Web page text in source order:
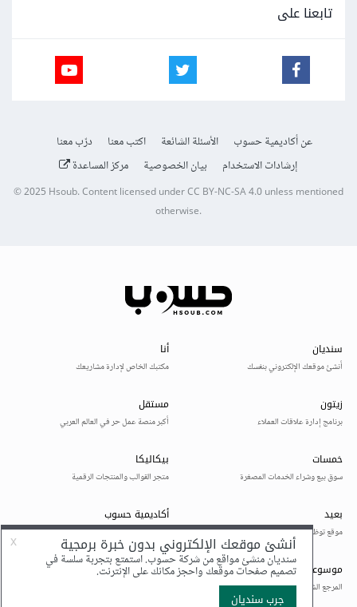
تابعنا على
عن أكاديمية حسوب الأسئلة الشائعة اكتب معنا
درّب معنا
إرشادات الاستخدام
بيان الخصوصية مركز المساعدة
© 2025Hsoub.Content licensed underCC BY-NC-SA 4.0unless mentioned
otherwise.